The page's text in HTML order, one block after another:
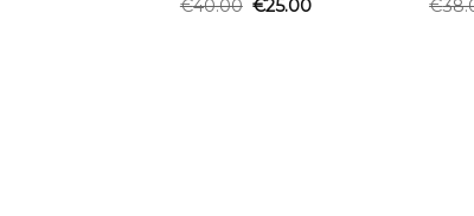
€40.00 €25.00
€